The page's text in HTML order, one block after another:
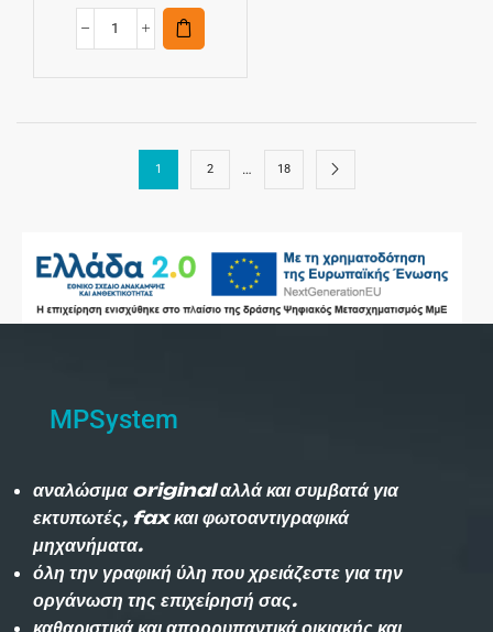
1 2 … 18
MPSystem
αναλώσιμα original αλλά και συμβατά για
εκτυπωτές, fax και φωτοαντιγραφικά
μηχανήματα.
όλη την γραφική ύλη που χρειάζεστε για την
οργάνωση της επιχείρησή σας.
καθαριστικά και απορρυπαντικά οικιακής και